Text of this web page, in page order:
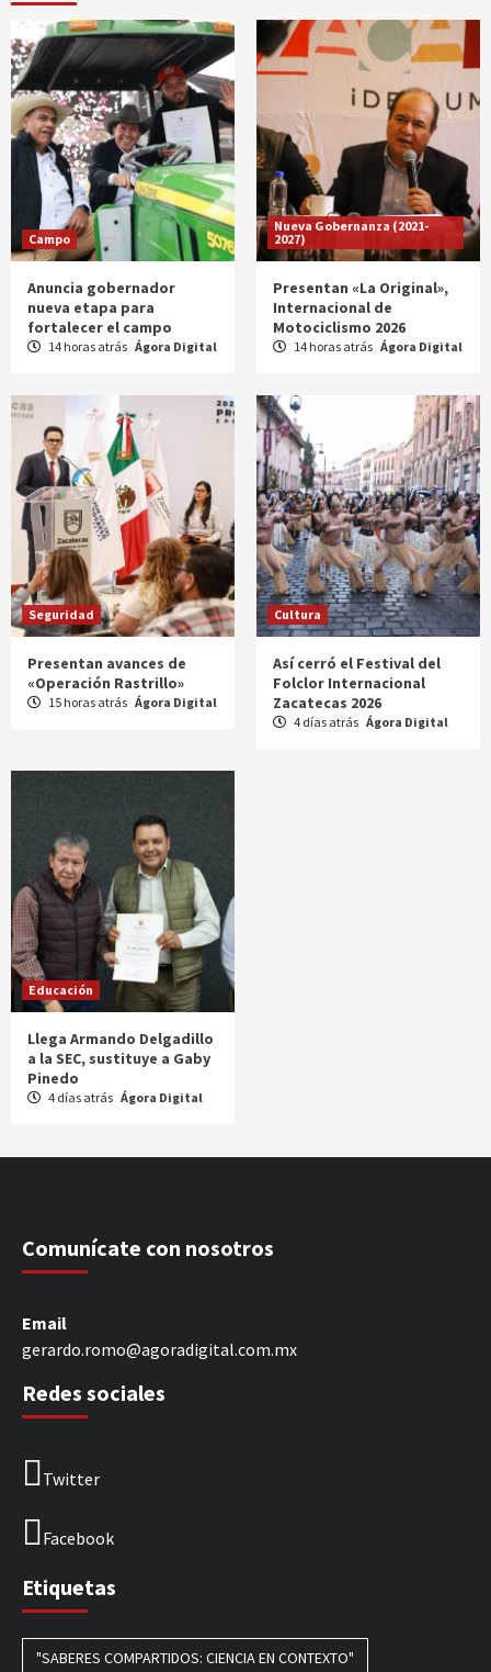
Campo
Anuncia gobernador
nueva etapa para
fortalecer el campo
14 horas atrás Ágora Digital
Nueva Gobernanza (2021-
2027)
Presentan «La Original»,
Internacional de
Motociclismo 2026
14 horas atrás Ágora Digital
Seguridad
Presentan avances de
«Operación Rastrillo»
15 horas atrás Ágora Digital
Cultura
Así cerró el Festival del
Folclor Internacional
Zacatecas 2026
4 días atrás Ágora Digital
Educación
Llega Armando Delgadillo
a la SEC, sustituye a Gaby
Pinedo
4 días atrás Ágora Digital
Comunícate con nosotros
Email
gerardo.romo@agoradigital.com.mx
Redes sociales
Twitter
Facebook
Etiquetas
"SABERES COMPARTIDOS: CIENCIA EN CONTEXTO"